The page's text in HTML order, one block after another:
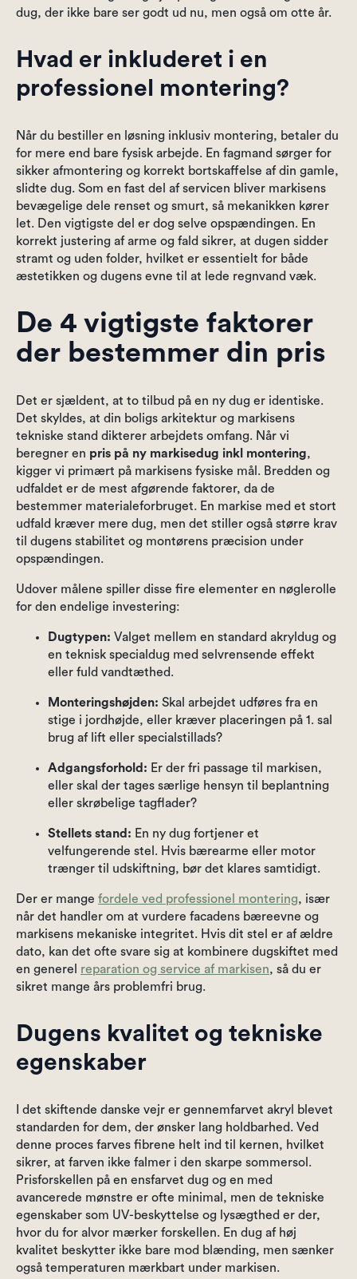
dug, der ikke bare ser godt ud nu, men også om otte år.
Hvad er inkluderet i en
professionel montering?
Når du bestiller en løsning inklusiv montering, betaler du
for mere end bare fysisk arbejde. En fagmand sørger for
sikker afmontering og korrekt bortskaffelse af din gamle,
slidte dug. Som en fast del af servicen bliver markisens
bevægelige dele renset og smurt, så mekanikken kører
let. Den vigtigste del er dog selve opspændingen. En
korrekt justering af arme og fald sikrer, at dugen sidder
stramt og uden folder, hvilket er essentielt for både
æstetikken og dugens evne til at lede regnvand væk.
De 4 vigtigste faktorer
der bestemmer din pris
Det er sjældent, at to tilbud på en ny dug er identiske.
Det skyldes, at din boligs arkitektur og markisens
tekniske stand dikterer arbejdets omfang. Når vi
beregner en pris på ny markisedug inkl montering,
kigger vi primært på markisens fysiske mål. Bredden og
udfaldet er de mest afgørende faktorer, da de
bestemmer materialeforbruget. En markise med et stort
udfald kræver mere dug, men det stiller også større krav
til dugens stabilitet og montørens præcision under
opspændingen.
Udover målene spiller disse fire elementer en nøglerolle
for den endelige investering:
Dugtypen: Valget mellem en standard akryldug og
en teknisk specialdug med selvrensende effekt
eller fuld vandtæthed.
Monteringshøjden: Skal arbejdet udføres fra en
stige i jordhøjde, eller kræver placeringen på 1. sal
brug af lift eller specialstillads?
Adgangsforhold: Er der fri passage til markisen,
eller skal der tages særlige hensyn til beplantning
eller skrøbelige tagflader?
Stellets stand: En ny dug fortjener et
velfungerende stel. Hvis bærearme eller motor
trænger til udskiftning, bør det klares samtidigt.
Der er mange fordele ved professionel montering, især
når det handler om at vurdere facadens bæreevne og
markisens mekaniske integritet. Hvis dit stel er af ældre
dato, kan det ofte svare sig at kombinere dugskiftet med
en generel reparation og service af markisen, så du er
sikret mange års problemfri brug.
Dugens kvalitet og tekniske
egenskaber
I det skiftende danske vejr er gennemfarvet akryl blevet
standarden for dem, der ønsker lang holdbarhed. Ved
denne proces farves fibrene helt ind til kernen, hvilket
sikrer, at farven ikke falmer i den skarpe sommersol.
Prisforskellen på en ensfarvet dug og en med
avancerede mønstre er ofte minimal, men de tekniske
egenskaber som UV-beskyttelse og lysægthed er der,
hvor du for alvor mærker forskellen. En dug af høj
kvalitet beskytter ikke bare mod blænding, men sænker
også temperaturen mærkbart under markisen.